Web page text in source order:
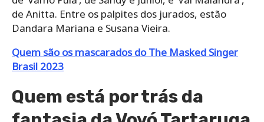
de Anitta. Entre os palpites dos jurados, estão
Dandara Mariana e Susana Vieira.
Quem são os mascarados do The Masked Singer
Brasil 2023
Quem está por trás da